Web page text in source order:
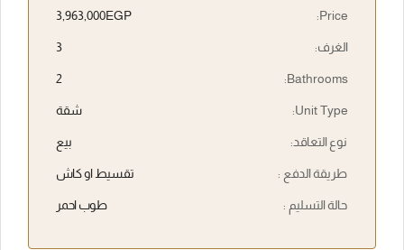
Price:
3,963,000EGP
الغرف: 3
Bathrooms:
2
Unit Type: شقة
نوع التعاقد: بيع
طريقة الدفع : تقسيط او كاش
حالة التسليم : طوب احمر